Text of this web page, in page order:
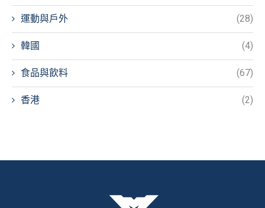
運動與戶外 (28)
韓國 (4)
食品與飲料 (67)
香港 (2)